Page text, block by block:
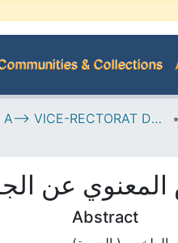
& Collections
A--> VICE-RECTORAT DE LA POST-GRADUATION
عن
Abstract